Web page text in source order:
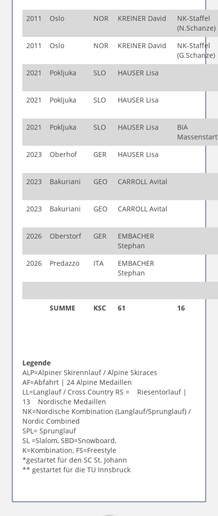
2011 Oslo NOR KREINER David
NK-Staffel
(N.Schanze)
2011
Oslo NOR KREINER David
NK-Staffel
(G.Schanze)
2021
Pokljuka SLO HAUSER Lisa
2021 Pokljuka SLO HAUSER Lisa
2021 Pokljuka SLO HAUSER Lisa
BIA
2023
Oberhof GER HAUSER Lisa
2023 Bakuriani GEO CARROLL Avital
2023 Bakuriani GEO CARROLL Avital
2026 Oberstorf GER
EMBACHER
Stephan
2026
Predazzo ITA
EMBACHER
Stephan
SUMME KSC 61 16
Legende
ALP=Alpiner Skirennlauf / Alpine Skiraces
AF=Abfahrt | 24 Alpine Medaillen
LL=Langlauf / Cross Country RS = Riesentorlauf |
13 Nordische Medaillen
NK=Nordische Kombination (Langlauf/Sprunglauf) /
Nordic Combined
SPL= Sprunglauf
SL =Slalom, SBD=Snowboard,
K=Kombination, FS=Freestyle
*gestartet für den SC St. Johann
** gestartet für die TU Innsbruck